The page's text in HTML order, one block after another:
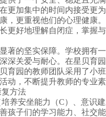
更加集中的时间内接受更
，更重视他们的心理健康
更好地理解自闭症，掌握
著的坚实保障。学校拥有
深关爱与耐心。在星贝育
育园的教师团队采用了小
动，不断提升教师的专业
方法
养安坐能力（C）、意识
孩子们的学习能力、社交